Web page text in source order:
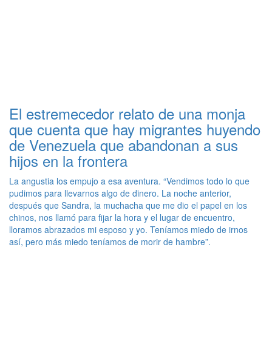
El estremecedor relato de una monja
que cuenta que hay migrantes huyendo
de Venezuela que abandonan a sus
hijos en la frontera
La angustia los empujo a esa aventura. “Vendimos todo lo que
pudimos para llevarnos algo de dinero. La noche anterior,
después que Sandra, la muchacha que me dio el papel en los
chinos, nos llamó para fijar la hora y el lugar de encuentro,
lloramos abrazados mi esposo y yo. Teníamos miedo de irnos
así, pero más miedo teníamos de morir de hambre”.